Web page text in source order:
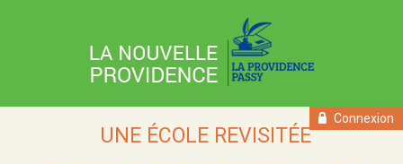
UNE ÉCOLE REVISITÉE
Connexion